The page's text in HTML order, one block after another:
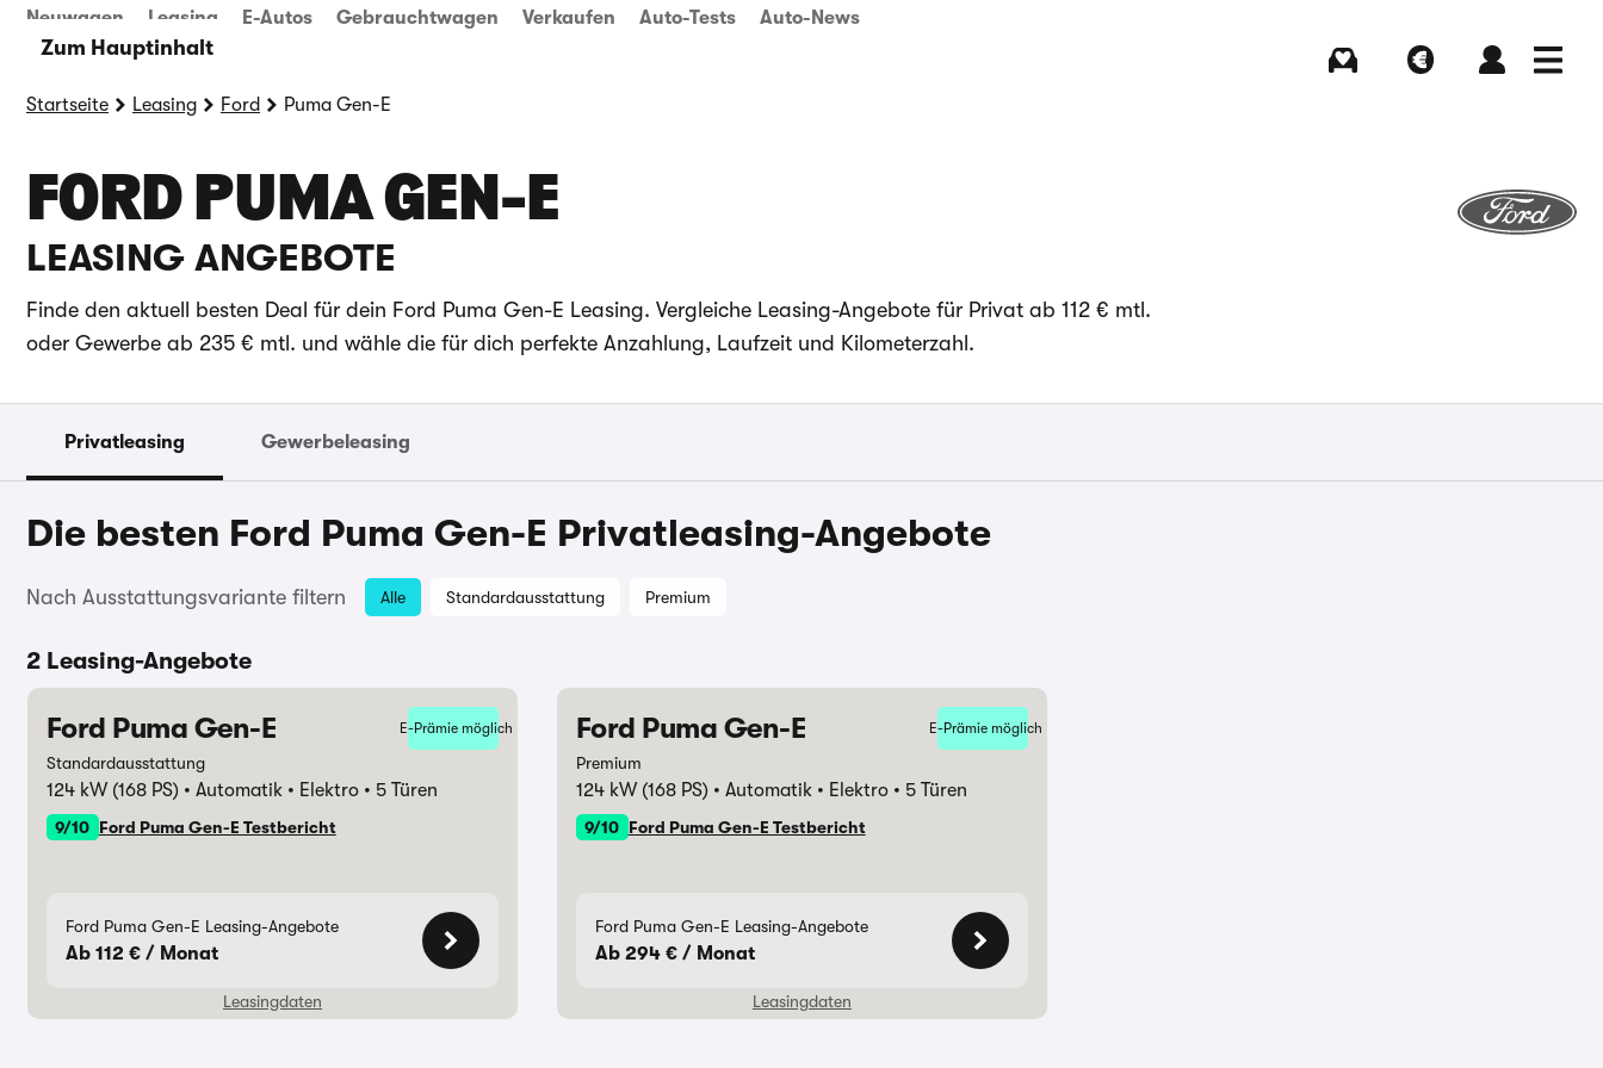
Zum Hauptinhalt
Neuwagen Leasing E-Autos Gebrauchtwagen Verkaufen Auto-Tests Auto-News
Startseite Leasing Ford Puma Gen-E
FORD PUMA GEN-E
LEASING ANGEBOTE
Finde den aktuell besten Deal für dein Ford Puma Gen-E Leasing. Vergleiche Leasing-Angebote für Privat ab 112 € mtl.
oder Gewerbe ab 235 € mtl. und wähle die für dich perfekte Anzahlung, Laufzeit und Kilometerzahl.
Privatleasing Gewerbeleasing
Die besten Ford Puma Gen-E Privatleasing-Angebote
Nach Ausstattungsvariante filtern Alle Standardausstattung Premium
2 Leasing-Angebote
Ford Puma Gen-E E-Prämie möglich
Standardausstattung
124 kW (168 PS) Automatik Elektro 5 Türen
9/10 Ford Puma Gen-E Testbericht
Ford Puma Gen-E Leasing-Angebote
Ab 112 € / Monat
Leasingdaten
Ford Puma Gen-E E-Prämie möglich
Premium
124 kW (168 PS) Automatik Elektro 5 Türen
9/10 Ford Puma Gen-E Testbericht
Ford Puma Gen-E Leasing-Angebote
Ab 294 € / Monat
Leasingdaten